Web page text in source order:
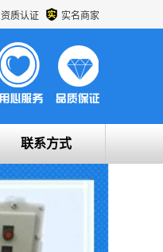
资质认证 实名商家
联系方式